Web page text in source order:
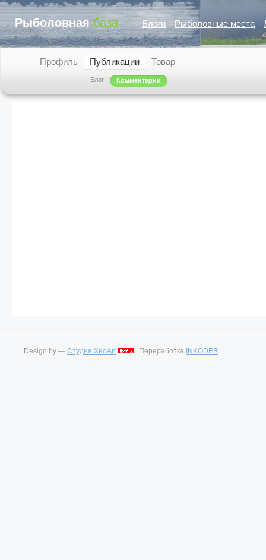
Рыболовная база Блоги Рыболовные места
Профиль Публикации
Блог Комментарии
Товар
Design by — Студия XeoArt Переработка INKODER